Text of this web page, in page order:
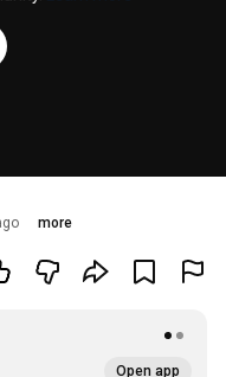
more
Open app